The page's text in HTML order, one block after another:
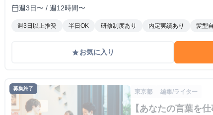
calendar_today週3日〜 / 週12時間〜
週3日以上推奨 半日OK 研修制度あり 内定実績あり 髪型
gradeお気に入り
募集終了 東京都 編集/ライター
【あなたの言葉を